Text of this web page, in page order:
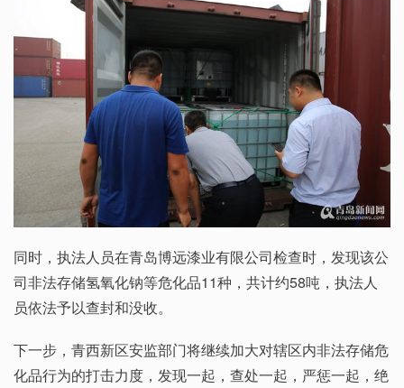
同时，执法人员在青岛博远漆业有限公司检查时，发现该公
司非法存储氢氧化钠等危化品11种，共计约58吨，执法人
员依法予以查封和没收。
下一步，青西新区安监部门将继续加大对辖区内非法存储危
化品行为的打击力度，发现一起，查处一起，严惩一起，绝